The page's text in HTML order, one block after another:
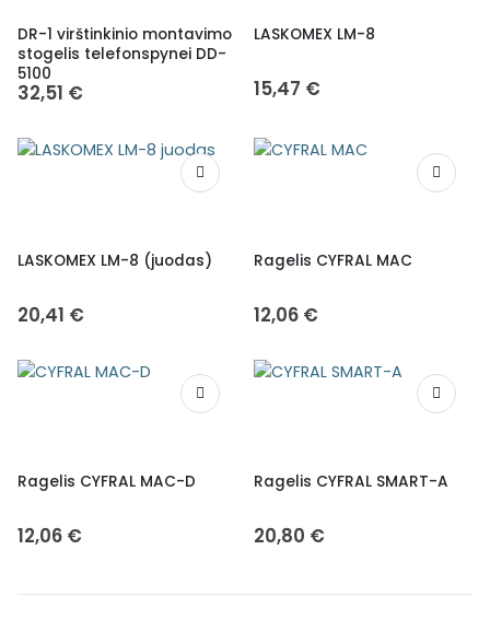
DR-1 virštinkinio montavimo
stogelis telefonspynei DD-
5100
32,51 €
LASKOMEX LM-8
15,47 €
LASKOMEX LM-8 (juodas)
20,41 €
Ragelis CYFRAL MAC
12,06 €
Ragelis CYFRAL MAC-D
12,06 €
Ragelis CYFRAL SMART-A
20,80 €